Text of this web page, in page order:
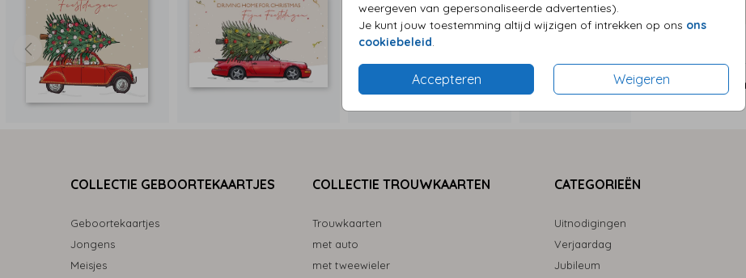
weergeven van gepersonaliseerde advertenties).
Je kunt jouw toestemming altijd wijzigen of intrekken op ons ons
cookiebeleid.
Accepteren Weigeren Formaten
COLLECTIE GEBOORTEKAARTJES
Geboortekaartjes
Jongens
Meisjes
COLLECTIE TROUWKAARTEN
Trouwkaarten
met auto
met tweewieler
CATEGORIEËN
Uitnodigingen
Verjaardag
Jubileum